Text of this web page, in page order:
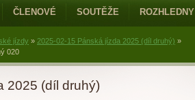
ČLENOVÉ SOUTĚŽE ROZHLEDNY
jízdy » 2025-02-15 Pánská jízda 2025 (díl druhý) »
020
2025 (díl druhý)